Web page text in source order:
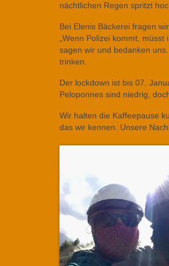
nächtlichen Regen spritzt
Bei Elenis Bäckerei fragen
„Wenn Polizei kommt,
sagen wir und bedanken
trinken.
Der lockdown ist bis 07.
Peloponnes sind niedrig,
Wir halten die Kaffeepause
das wir kennen. Unsere